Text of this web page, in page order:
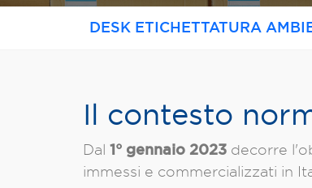
DESK ETICHETTATURA
Il contesto
Dal 1° gennaio 2023 decorre
immessi e commercializzati in